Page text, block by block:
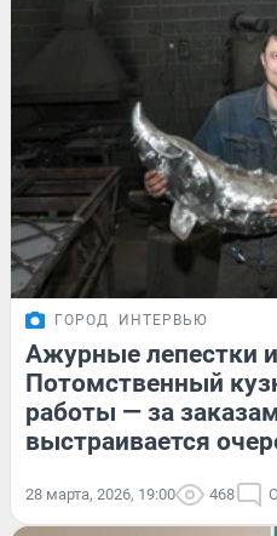
ГОРОД ИНТЕРВЬЮ
Ажурные лепестки
Потомственный
работы — за
выстраивается
28 марта, 2026, 19:00 468